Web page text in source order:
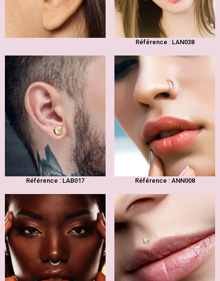
Référence : LAN038
Référence : LAB017 Référence : ANN008